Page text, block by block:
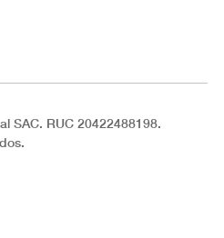
SAC. RUC 20422488198.